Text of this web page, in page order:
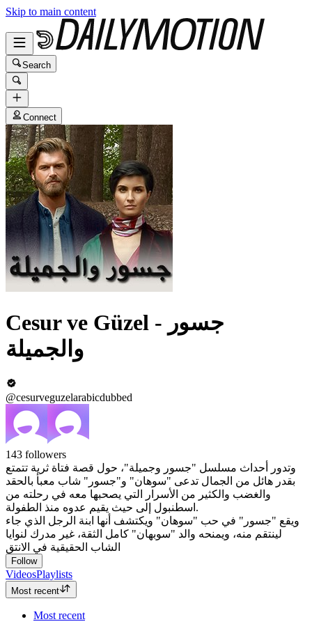
Skip to main content
Search
Connect
Cesur ve Güzel - جسور
والجميلة
@cesurveguzelarabicdubbed
143 followers
وتدور أحداث مسلسل "جسور وجميلة"، حول قصة فتاة ثرية تتمتع
بقدر هائل من الجمال تدعى "سوهان" و"جسور" شاب معبأ بالحقد
والغضب والكثير من الأسرار التي يصحبها معه في رحلته من
اسطنبول إلى حيث يقيم عدوه منذ الطفولة.
ويقع "جسور" في حب "سوهان" ويكتشف أنها ابنة الرجل الذي جاء
لينتقم منه، ويمنحه والد "سوبهان" كامل الثقة، غير مدرك لنوايا
الشاب الحقيقية في الانتق
Follow
VideosPlaylists
Most recent
Most recent